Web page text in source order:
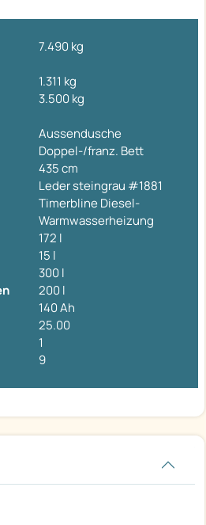
7.490 kg
1.311 kg
3.500 kg
Aussendusche
Doppel-/franz. Bett
435 cm
Leder steingrau #1881
Timerbline Diesel-
Warmwasserheizung
172 l
15 l
300 l
200 l
140 Ah
25.00
1
9